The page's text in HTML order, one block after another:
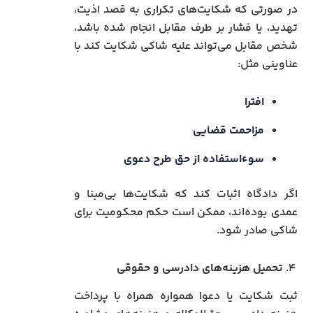
در صورتی که شکایت‌های تکراری به قصد اذیت،
تهدید، یا فشار بر طرف مقابل انجام شده باشد،
شخص مقابل می‌تواند علیه شاکی شکایت کند با
عناوینی مثل:
افترا
مزاحمت قضایی
سوءاستفاده از حق طرح دعوی
اگر دادگاه اثبات کند که شکایت‌ها بی‌مبنا و
عمدی بوده‌اند، ممکن است حکم محکومیت برای
شاکی صادر شود.
۴.
تحمیل هزینه‌های دادرسی و حقوقی
ثبت شکایت یا دعوا همواره همراه با پرداخت